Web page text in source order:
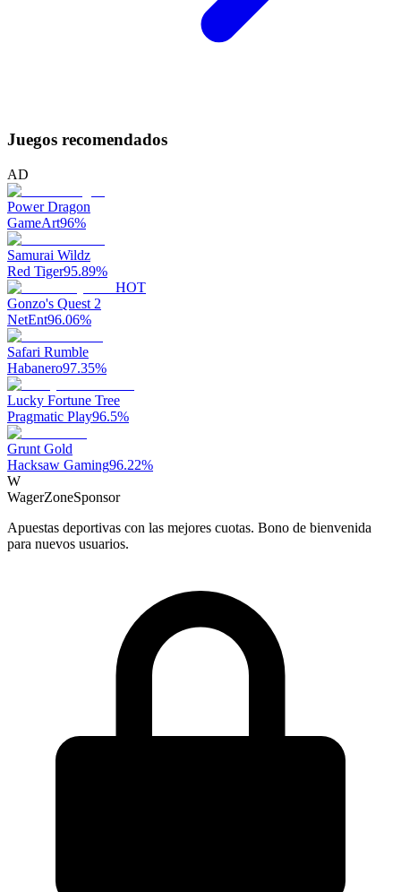
Juegos recomendados
AD
Power Dragon
GameArt96%
Samurai Wildz
Red Tiger95.89%
HOT
Gonzo's Quest 2
NetEnt96.06%
Safari Rumble
Habanero97.35%
Lucky Fortune Tree
Pragmatic Play96.5%
Grunt Gold
Hacksaw Gaming96.22%
W
WagerZoneSponsor
Apuestas deportivas con las mejores cuotas. Bono de bienvenida
para nuevos usuarios.